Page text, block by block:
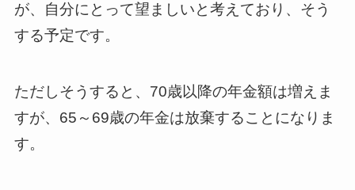
が、自分にとって望ましいと考えており、そう
する予定です。
ただしそうすると、70歳以降の年金額は増えま
すが、65～69歳の年金は放棄することになりま
す。